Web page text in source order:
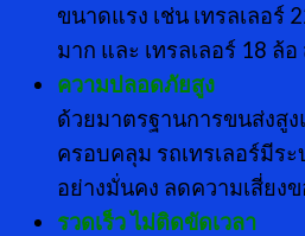
ขนาดแรง เช่น เทรลเลอร์
มาก และ เทรลเลอร์ 18 ล้
ความปลอดภัยสูง
ด้วยมาตรฐานการขนส่งสู
ครอบคลุม รถเทรเลอร์มีร
อย่างมั่นคง ลดความเสี่ยง
รวดเร็ว ไม่ติดขัดเวลา